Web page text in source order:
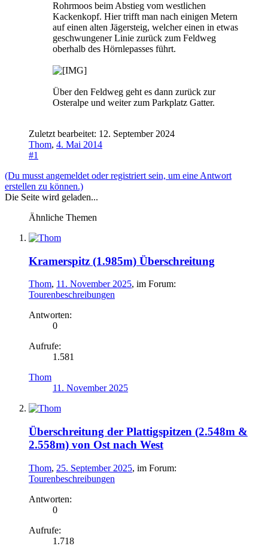
Rohrmoos beim Abstieg vom westlichen
Kackenkopf. Hier trifft man nach einigen Metern
auf einen alten Jägersteig, welcher einen in etwas
geschwungener Linie zurück zum Feldweg
oberhalb des Hörnlepasses führt.
Über den Feldweg geht es dann zurück zur
Osteralpe und weiter zum Parkplatz Gatter.
Zuletzt bearbeitet: 12. September 2024
Thom, 4. Mai 2014
#1
(Du musst angemeldet oder registriert sein, um eine Antwort
erstellen zu können.)
Die Seite wird geladen...
Ähnliche Themen
Kramerspitz (1.985m) Überschreitung
Thom, 11. November 2025, im Forum:
Tourenbeschreibungen
Antworten:
0
Aufrufe:
1.581
Thom
11. November 2025
Überschreitung der Plattigspitzen (2.548m &
2.558m) von Ost nach West
Thom, 25. September 2025, im Forum:
Tourenbeschreibungen
Antworten:
0
Aufrufe:
1.718